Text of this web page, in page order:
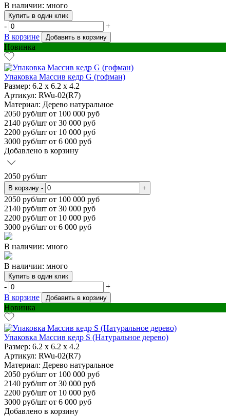
В наличии: много
Купить в один клик
-
+
В корзине
Добавить в корзину
Новинка
Упаковка Массив кедр G (гофман)
Размер: 6.2 х 6.2 х 4.2
Артикул: RWu-02(R7)
Материал: Дерево натуральное
2050 руб/шт от 100 000 руб
2140 руб/шт от 30 000 руб
2200 руб/шт от 10 000 руб
3000 руб/шт от 6 000 руб
Добавлено в корзину
2050 руб/шт
В корзину - +
2050 руб/шт от 100 000 руб
2140 руб/шт от 30 000 руб
2200 руб/шт от 10 000 руб
3000 руб/шт от 6 000 руб
В наличии: много
В наличии: много
Купить в один клик
-
+
В корзине
Добавить в корзину
Новинка
Упаковка Массив кедр S (Натуральное дерево)
Размер: 6.2 х 6.2 х 4.2
Артикул: RWu-02(R7)
Материал: Дерево натуральное
2050 руб/шт от 100 000 руб
2140 руб/шт от 30 000 руб
2200 руб/шт от 10 000 руб
3000 руб/шт от 6 000 руб
Добавлено в корзину